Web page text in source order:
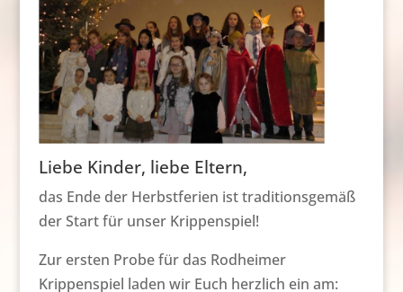
Liebe Kinder, liebe Eltern,
das Ende der Herbstferien ist traditionsgemäß
der Start für unser Krippenspiel!
Zur ersten Probe für das Rodheimer
Krippenspiel laden wir Euch herzlich ein am: